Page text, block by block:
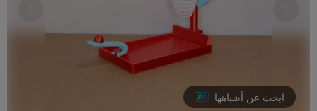
ابحث عن أشباهها